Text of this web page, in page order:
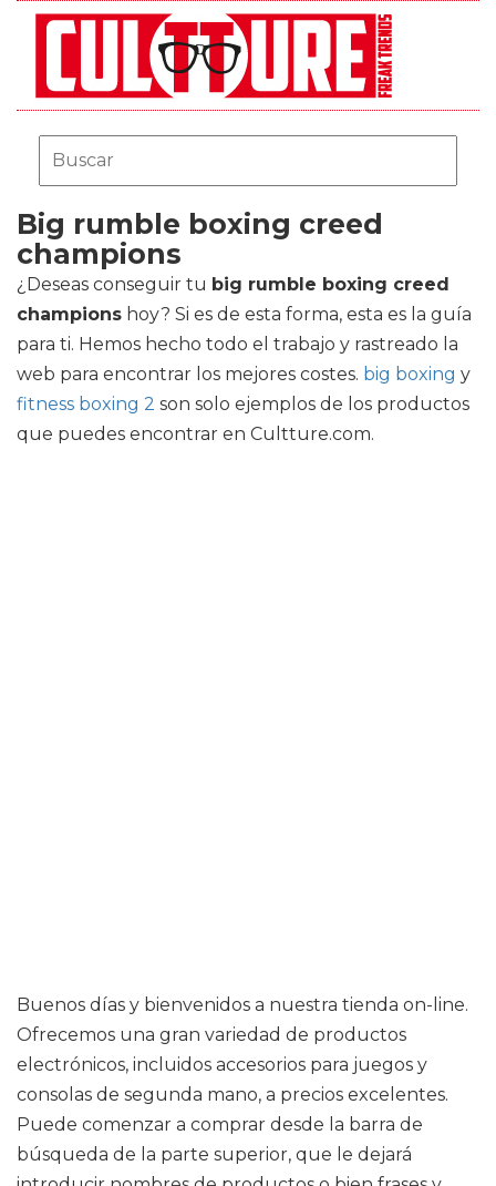
Big rumble boxing creed
champions
¿Deseas conseguir tu big rumble boxing creed
champions hoy? Si es de esta forma, esta es la guía
para ti. Hemos hecho todo el trabajo y rastreado la
web para encontrar los mejores costes. big boxing y
fitness boxing 2 son solo ejemplos de los productos
que puedes encontrar en Cultture.com.
Buenos días y bienvenidos a nuestra tienda on-line.
Ofrecemos una gran variedad de productos
electrónicos, incluidos accesorios para juegos y
consolas de segunda mano, a precios excelentes.
Puede comenzar a comprar desde la barra de
búsqueda de la parte superior, que le dejará